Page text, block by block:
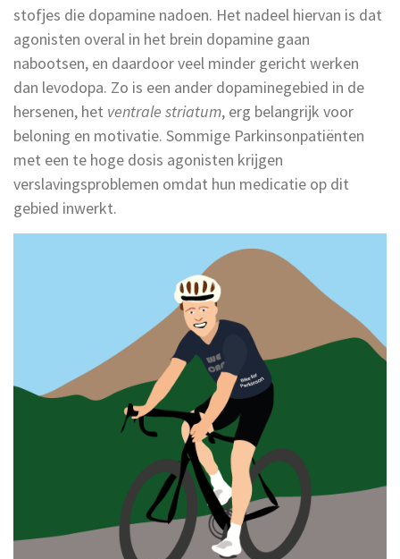
stofjes die dopamine nadoen. Het nadeel hiervan is dat
agonisten overal in het brein dopamine gaan
nabootsen, en daardoor veel minder gericht werken
dan levodopa. Zo is een ander dopaminegebied in de
hersenen, het ventrale striatum, erg belangrijk voor
beloning en motivatie. Sommige Parkinsonpatiënten
met een te hoge dosis agonisten krijgen
verslavingsproblemen omdat hun medicatie op dit
gebied inwerkt.